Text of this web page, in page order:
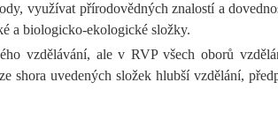
využívat přírodovědných znalostí a
a biologicko-ekologické složky.
vzdělávání, ale v RVP všech oborů
uvedených složek hlubší vzdělání,